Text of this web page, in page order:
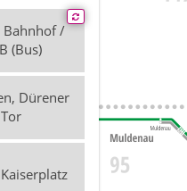
Bahnhof /
(Bus)
Dürener
Tor